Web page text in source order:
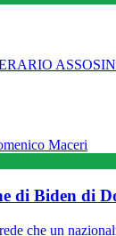
di Biden di
che un